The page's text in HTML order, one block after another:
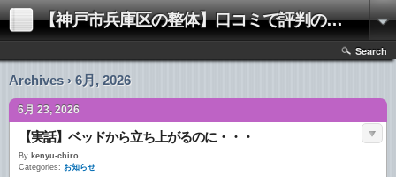
【神戸市兵庫区の整体】口コミで評判の「きむらけんゆう整体院」
Search
Archives › 6月, 2026
6月 23, 2026
【実話】ベッドから立ち上がるのに・・・
By kenyu-chiro
Categories: お知らせ